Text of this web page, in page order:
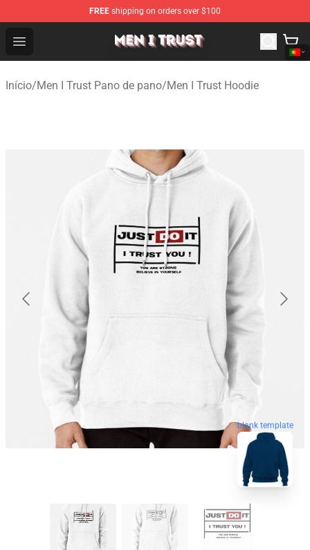
FREE shipping on orders over $100
Open menu
Men I Trust Shop - Official Men I Trust Merchandise Store
Início/Men I Trust Pano de pano/Men I Trust Hoodie
blank template